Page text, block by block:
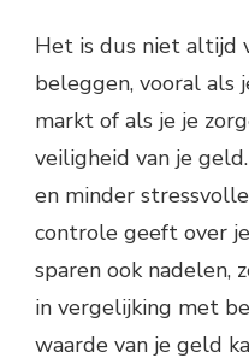
Het is dus niet altijd
beleggen, vooral als
markt of als je je
veiligheid van je
en minder
controle geeft over
sparen ook nadelen,
in vergelijking met
waarde van je geld